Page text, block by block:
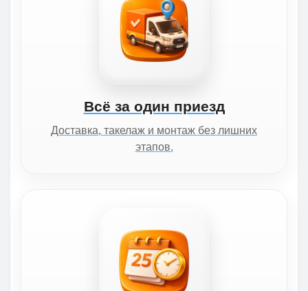
Всё за один приезд
Доставка, такелаж и монтаж без лишних
этапов.